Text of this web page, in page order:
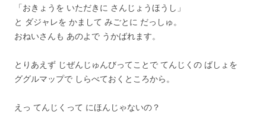
「おきょうを いただきに さんじょうほうし」
と ダジャレを かまして みごとに だっしゅ。
おねいさんも あのよで うかばれます。
とりあえず じぜんじゅんびってことで てんじくの ばしょを
ググルマップで しらべておくところから。
えっ てんじくって にほんじゃないの？